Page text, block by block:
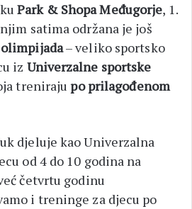
Park & Shopa Međugorje, 1.
satima održana je još
– veliko sportsko
iz Univerzalne sportske
trenirajupo prilagođenom
djeluje kao Univerzalna
od 4 do 10 godina na
četvrtu godinu
i treninge za djecu po